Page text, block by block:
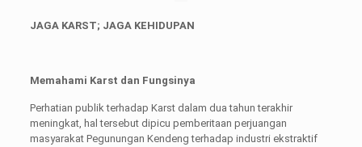
JAGA KARST; JAGA KEHIDUPAN
Memahami Karst dan Fungsinya
Perhatian publik terhadap Karst dalam dua tahun terakhir
meningkat, hal tersebut dipicu pemberitaan perjuangan
masyarakat Pegunungan Kendeng terhadap industri ekstraktif